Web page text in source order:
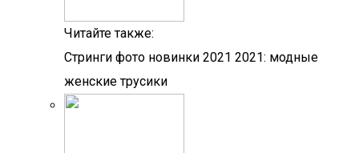
Читайте также:
Стринги фото новинки 2021 2021: модные
женские трусики